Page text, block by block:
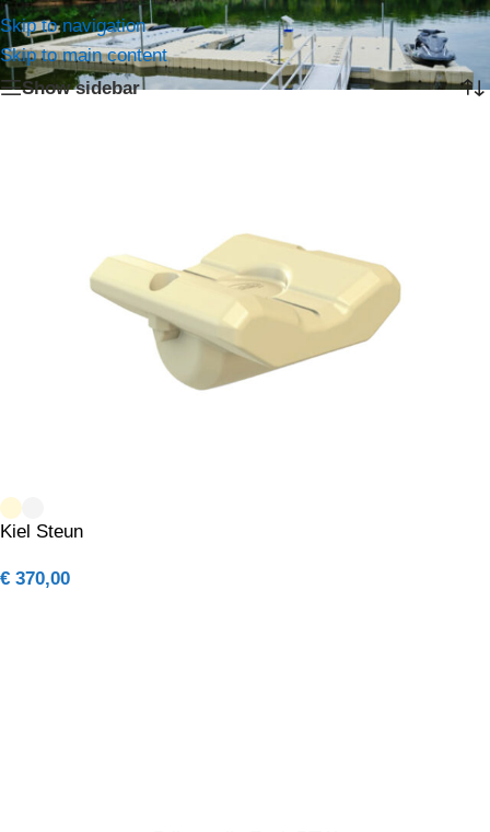
Skip to navigation
Skip to main content
Home/Producten getagged “Steun”
Het enkele resultaat weergeven
Show sidebar
Kiel Steun
€ 370,00